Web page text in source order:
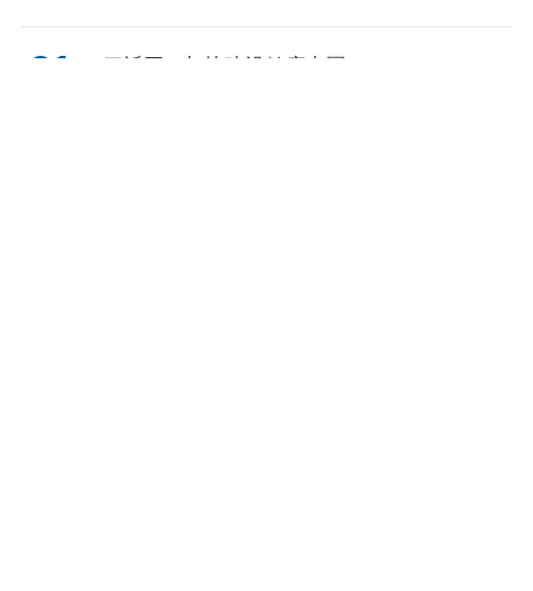
31 习近平：加快建设健康中国